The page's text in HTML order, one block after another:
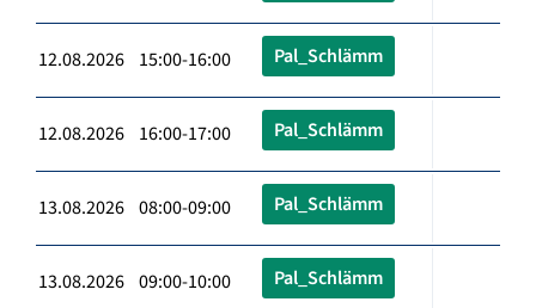
12.08.2026 15:00-16:00 Pal_Schlämm
12.08.2026 16:00-17:00 Pal_Schlämm
13.08.2026 08:00-09:00 Pal_Schlämm
13.08.2026 09:00-10:00 Pal_Schlämm